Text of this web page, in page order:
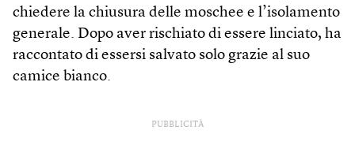
chiedere la chiusura delle moschee e l’isolamento
generale. Dopo aver rischiato di essere linciato, ha
raccontato di essersi salvato solo grazie al suo
camice bianco.
PUBBLICITÀ